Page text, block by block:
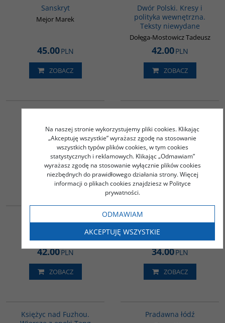
Sanskryt
Mejor Marek
45.00PLN
ZOBACZ
Dwór Polski. Kresy i
polityka wewnętrzna.
Teksty niewydane
Dołęga-Mostowicz Tadeusz
42.00PLN
ZOBACZ
35.00PLN
ZOBACZ
kontaktów literackich
Chao Ding / Binghui Song
52.00PLN
ZOBACZ
Dazai Osamu
42.00PLN
ZOBACZ
Język mandżurski
Tulisow Jerzy
34.00PLN
ZOBACZ
Księżyc nad Fuzhou.
Pradawna łódź
Na naszej stronie wykorzystujemy pliki cookies. Klikając
„Akceptuję wszystkie” wyrażasz zgodę na stosowanie
wszystkich typów plików cookies, w tym cookies
statystycznych i reklamowych. Klikając „Odmawiam”
wyrażasz zgodę na stosowanie wyłącznie plików cookies
niezbędnych do prawidłowego działania strony. Więcej
informacji o plikach cookies znajdziesz w Polityce
prywatności.
ODMAWIAM
AKCEPTUJĘ WSZYSTKIE